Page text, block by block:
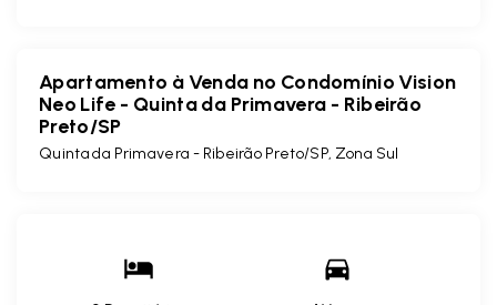
Apartamento à Venda no Condomínio Vision
Neo Life - Quinta da Primavera - Ribeirão
Preto/SP
Quinta da Primavera - Ribeirão Preto/SP, Zona Sul